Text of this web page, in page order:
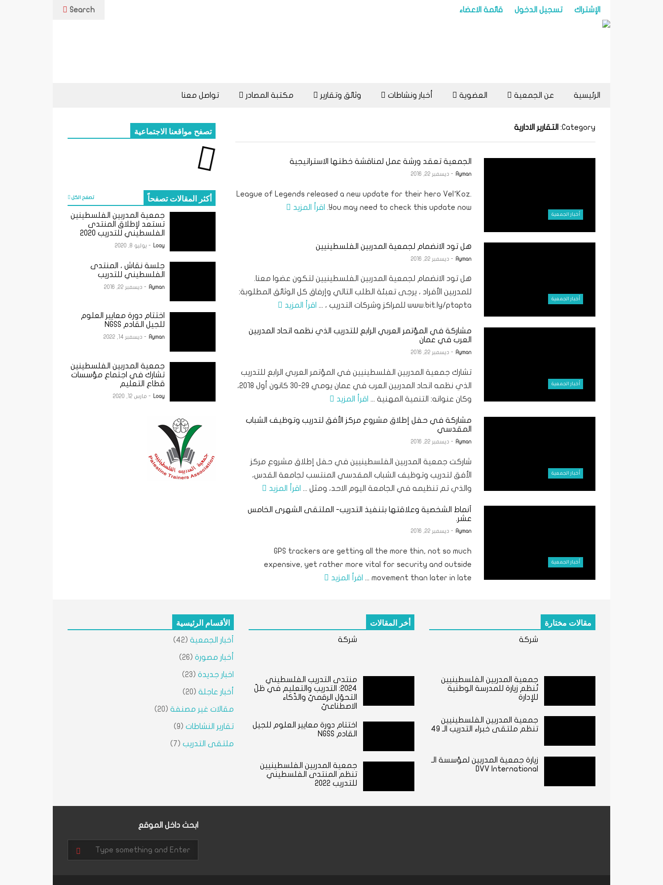
الإشتراك تسجيل الدخول قائمة الاعضاء Search
الرئيسية عن الجمعية العضوية أخبار ونشاطات وثائق وتقارير مكتبة المصادر تواصل معنا
Category: التقارير الادارية
أخبار الجمعية
الجمعية تعقد ورشة عمل لمناقشة خطتها الاستراتيجية
Ayman - ديسمبر 22, 2016
League of Legends released a new update for their hero Vel’Koz.
You may need to check this update now.
اقرأ المزيد
أخبار الجمعية
هل تود الانضمام لجمعية المدربين الفلسطينيين
Ayman - ديسمبر 22, 2016
هل تود الانضمام لجمعية المدربين الفلسطينيين لتكون عضوا معنا.
للمدربين الأفراد ، يرجى تعبئة الطلب التالي وإرفاق كل الوثائق المطلوبة:
www.bit.ly/ptapta للمراكز وشركات التدريب ، ...
اقرأ المزيد
أخبار الجمعية
مشاركة في المؤتمر العربي الرابع للتدريب الذي نظمه اتحاد المدربين
العرب في عمان
Ayman - ديسمبر 22, 2016
تشارك جمعية المدربين الفلسطينيين في المؤتمر العربي الرابع للتدريب
الذي نظمه اتحاد المدربين العرب في عمان يومي ٢٩-٣٠ كانون أول ٢٠١٨،
وكان عنوانه: التنمية المهنية ... اقرأ المزيد
أخبار الجمعية
مشاركة في حفل إطلاق مشروع مركز الأفق لتدريب وتوظيف الشباب
المقدسي
Ayman - ديسمبر 22, 2016
شاركت جمعية المدربين الفلسطينيين في حفل إطلاق مشروع مركز
الأفق لتدريب وتوظيف الشباب المقدسي المنتسب لجامعة القدس،
والذي تم تنظيمه في الجامعة اليوم الاحد، ومثل ... اقرأ المزيد
أخبار الجمعية
‎أنماط الشخصية وعلاقتها بتنفيذ التدريب- الملتقى الشهرى الخامس
عشر‎.
Ayman - ديسمبر 22, 2016
GPS trackers are getting all the more thin, not so much
expensive, yet rather more vital for security and outside
movement than later in late ...
اقرأ المزيد
تصفح مواقعنا الاجتماعية
أكثر المقالات تصفحاً تصفح الكل
جمعية المدربين الفلسطينين
تستعد لإطلاق المنتدى
الفلسطيني للتدريب 2020
Loay - يوليو 8, 2020
جلسة نقاش ، المنتدى
الفلسطيني للتدريب
Ayman - ديسمبر 22, 2016
اختتام دورة معايير العلوم
للجيل القادم NGSS
Ayman - ديسمبر 14, 2022
جمعية المدربين الفلسطينين
تشارك في اجتماع مؤسسات
قطاع التعليم
Loay - مارس 12, 2020
مقالات مختارة
شركة
جمعية المدربين الفلسطينيين
تُنظم زيارة للمدرسة الوطنية
للإدارة
جمعية المدربين الفلسطينيين
تنظم ملتقى خبراء التدريب الـ 49
زيارة جمعية المدربين لمؤسسة الـ
DVV International
أخر المقالات
شركة
منتدى التدريب الفلسطيني
٢٠٢٤: التدريب والتعليم في ظلّ
التحوّل الرقميّ والذّكاء
الاصطناعيّ
اختتام دورة معايير العلوم للجيل
القادم NGSS
جمعية المدربين الفلسطينيين
تنظم المنتدى الفلسطيني
للتدريب 2022
الأقسام الرئيسية
أخبار الجمعية (42)
أخبار مصورة (26)
اخبار جديدة (23)
أخبار عاجلة (20)
مقالات غير مصنفة (20)
تقارير النشاطات (9)
ملتقى التدريب (7)
ابحث داخل الموقع